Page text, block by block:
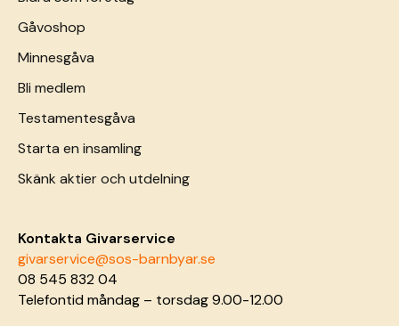
Gåvoshop
Minnesgåva
Bli medlem
Testamentesgåva
Starta en insamling
Skänk aktier och utdelning
Kontakta Givarservice
givarservice@sos-barnbyar.se
08 545 832 04
Telefontid måndag – torsdag 9.00-12.00